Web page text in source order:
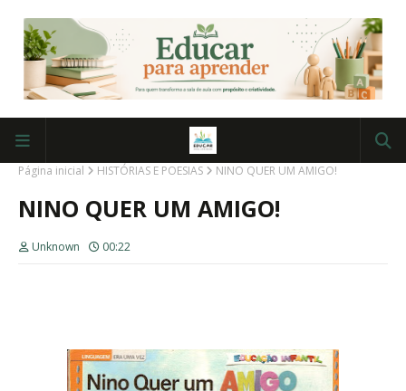
Página inicial HISTÓRIAS E POESIAS NINO QUER UM AMIGO!
NINO QUER UM AMIGO!
Unknown 00:22